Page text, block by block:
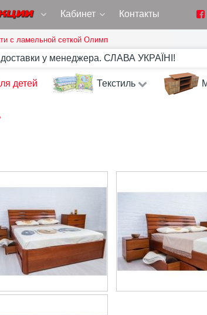
Кабинет Контакты
с ламельной сеткой Олимп
у менеджера. СЛАВА УКРАЇНІ!
детей Текстиль